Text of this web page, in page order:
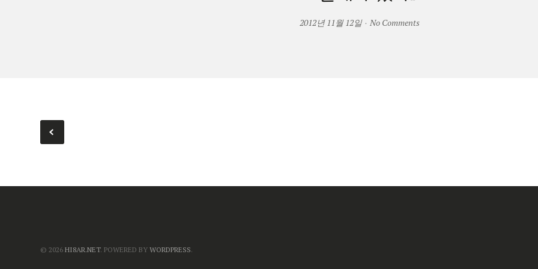
2012년 11월 12일 · No Comments
© 2026HI8AR.NET. POWERED BYWORDPRESS